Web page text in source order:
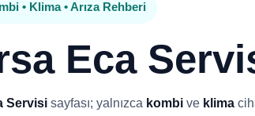
• Klima • Arıza Rehberi
Eca
Servisi sayfası; yalnızca kombi ve klima